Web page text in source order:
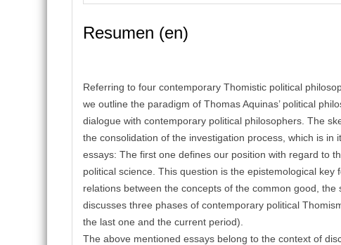
Resumen (en)
Referring to four contemporary Thomistic political
we outline the paradigm of Thomas Aquinas’ political
dialogue with contemporary political philosophers. The
the consolidation of the investigation process, which is
essays: The first one defines our position with regard to
political science. This question is the epistemological
relations between the concepts of the common good,
discusses three phases of contemporary political
the last one and the current period).
The above mentioned essays belong to the context of